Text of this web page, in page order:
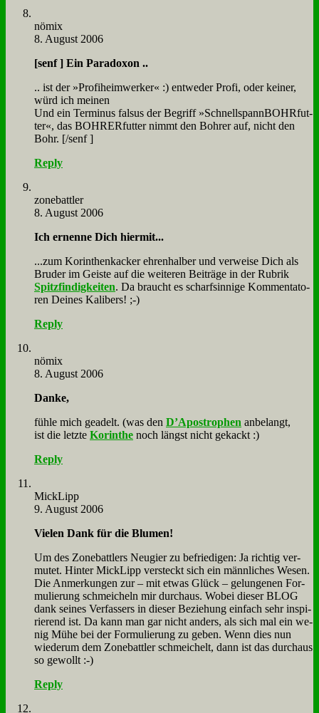
nö­mix
8. August 2006
[senf ] Ein Pa­ra­do­xon ..
.. ist der »Pro­fi­heim­wer­ker« :) ent­we­der Pro­fi, oder kei­ner,
würd ich mei­nen
Und ein Ter­mi­nus fal­sus der Be­griff »Schnell­spann­BOHR­fut­
ter«, das BOH­RER­fut­ter nimmt den Boh­rer auf, nicht den
Bohr. [/senf ]
Reply
zone­batt­ler
8. August 2006
Ich er­nen­ne Dich hier­mit...
...zum Ko­rin­then­kacker eh­ren­hal­ber und ver­wei­se Dich als
Bru­der im Gei­ste auf die wei­te­ren Bei­trä­ge in der Ru­brik
Spitz­fin­dig­kei­ten. Da braucht es scharf­sin­ni­ge Kom­men­ta­to­
ren Dei­nes Ka­li­bers! ;-)
Reply
nö­mix
8. August 2006
Dan­ke,
füh­le mich ge­adelt. (was den D’A­po­stro­phen an­be­langt,
ist die letz­te Ko­rin­the noch längst nicht ge­kackt :)
Reply
Mick­Lipp
9. August 2006
Vie­len Dank für die Blu­men!
Um des Zone­batt­lers Neu­gier zu be­frie­di­gen: Ja rich­tig ver­
mu­tet. Hin­ter Mick­Lipp ver­steckt sich ein männ­li­ches We­sen.
Die An­mer­kun­gen zur – mit et­was Glück – ge­lun­ge­nen For­
mu­lie­rung schmei­cheln mir durch­aus. Wo­bei die­ser BLOG
dank sei­nes Ver­fas­sers in die­ser Be­zie­hung ein­fach sehr in­spi­
rie­rend ist. Da kann man gar nicht an­ders, als sich mal ein we­
nig Mü­he bei der For­mu­lie­rung zu ge­ben. Wenn dies nun
wie­der­um dem Zone­batt­ler schmei­chelt, dann ist das durch­aus
so ge­wollt :-)
Reply